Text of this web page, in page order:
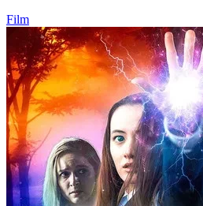
Film